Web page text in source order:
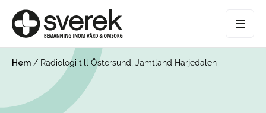
Hem / Radiologi till Östersund, Jämtland Härjedalen